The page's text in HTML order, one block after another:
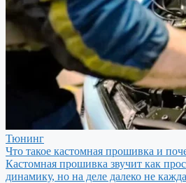
Тюнинг
Что такое кастомная прошивка и
Кастомная прошивка звучит как
динамику, но на деле далеко не